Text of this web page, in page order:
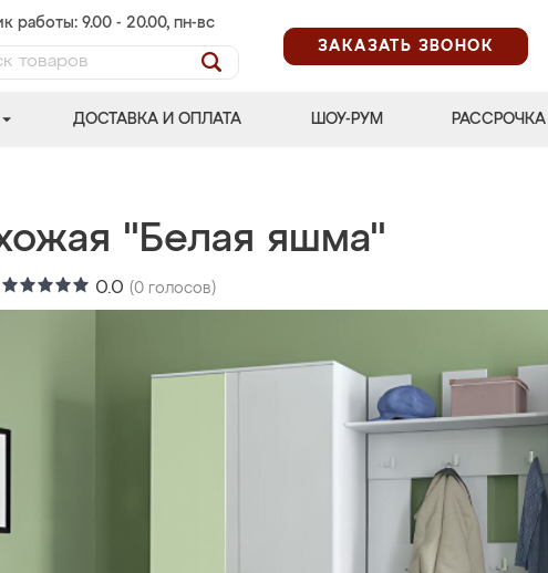
работы: 9.00 - 20.00, пн-вс
ЗАКАЗАТЬ ЗВОНОК
ДОСТАВКА И ОПЛАТА ШОУ-РУМ РАССРОЧКА
"Белая яшма"
0.0 (0 голосов)